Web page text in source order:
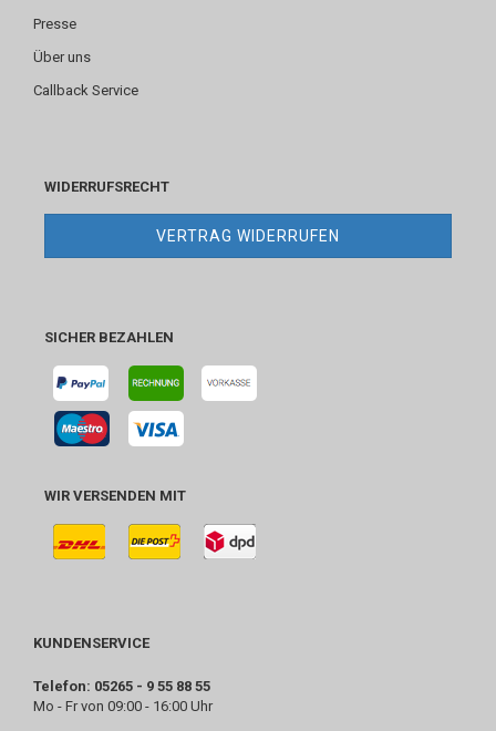
Presse
Über uns
Callback Service
WIDERRUFSRECHT
VERTRAG WIDERRUFEN
SICHER BEZAHLEN
WIR VERSENDEN MIT
KUNDENSERVICE
Telefon: 05265 - 9 55 88 55
Mo - Fr von 09:00 - 16:00 Uhr